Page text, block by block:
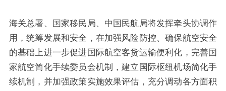
海关总署、国家移民局、中国民航局将发挥牵头协调作
用，统筹发展和安全，在加强风险防控、确保航空安全
的基础上进一步促进国际航空客货运输便利化，完善国
家航空简化手续委员会机制，建立国际枢纽机场简化手
续机制，并加强政策实施效果评估，充分调动各方面积